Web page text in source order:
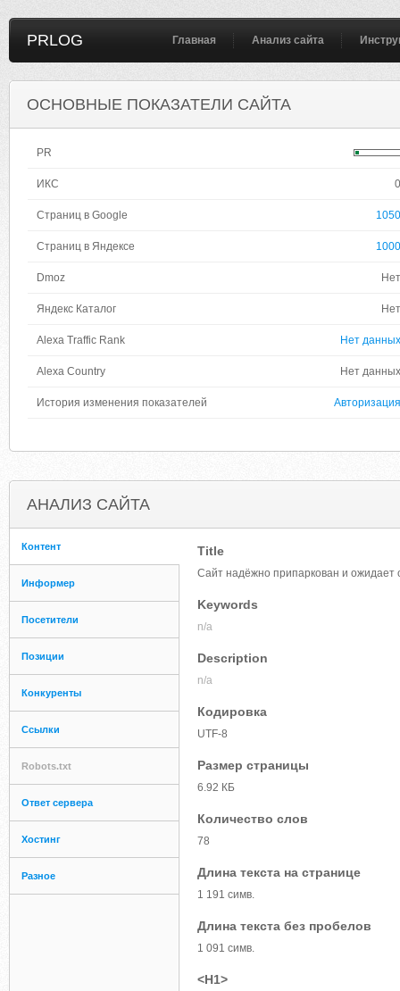
PRLOG Главная Анализ сайта
ОСНОВНЫЕ ПОКАЗАТЕЛИ САЙТА
PR
ИКС 0
Страниц в Google 1050
Страниц в Яндексе 1000
Dmoz Нет
Яндекс Каталог Нет
Alexa Traffic Rank Нет данных
Alexa Country Нет данных
История изменения показателей Авторизация
АНАЛИЗ САЙТА
Контент
Информер
Посетители
Позиции
Конкуренты
Ссылки
Robots.txt
Ответ сервера
Хостинг
Разное
Title
Сайт надёжно припаркован и ожидает
Keywords
n/a
Description
n/a
Кодировка
UTF-8
Размер страницы
6.92 КБ
Количество слов
78
Длина текста на странице
1 191 симв.
Длина текста без пробелов
1 091 симв.
<H1>